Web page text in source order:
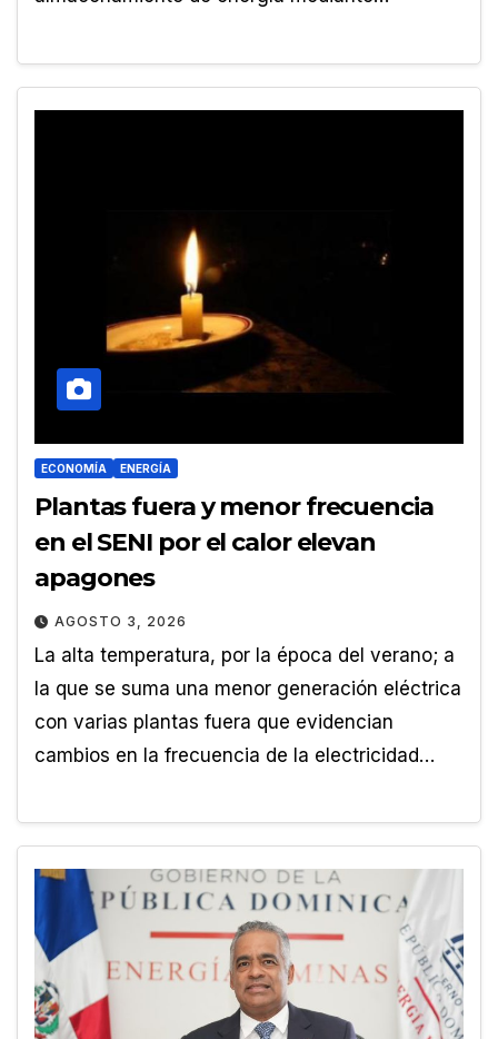
ECONOMÍA ENERGÍA
Plantas fuera y menor frecuencia
en el SENI por el calor elevan
apagones
AGOSTO 3, 2026
La alta temperatura, por la época del verano; a
la que se suma una menor generación eléctrica
con varias plantas fuera que evidencian
cambios en la frecuencia de la electricidad…